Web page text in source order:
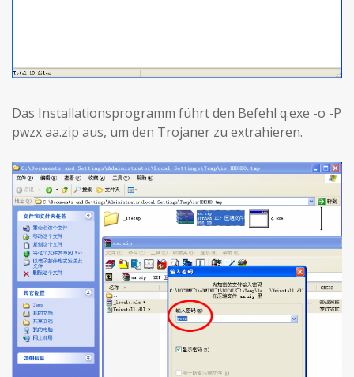
Das Installationsprogramm führt den Befehl q.exe -o -P
pwzx aa.zip aus, um den Trojaner zu extrahieren.